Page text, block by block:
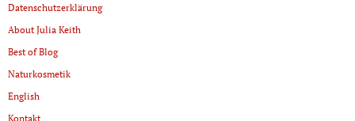
Datenschutzerklärung
About Julia Keith
Best of Blog
Naturkosmetik
English
Kontakt